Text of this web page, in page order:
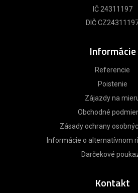
IČ 24311197
DIČ
Informácie
Referencie
Poistenie
Zájazdy na
Obchodné
Zásady ochrany
Informácie o alternatívnom
Darčekové
Kontakt